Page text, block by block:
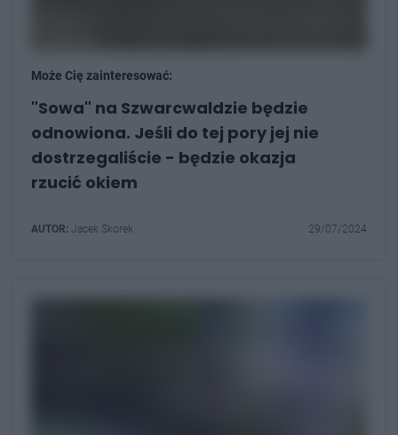
Może Cię zainteresować:
"Sowa" na Szwarcwaldzie będzie
odnowiona. Jeśli do tej pory jej nie
dostrzegaliście - będzie okazja
rzucić okiem
AUTOR: Jacek Skorek 29/07/2024